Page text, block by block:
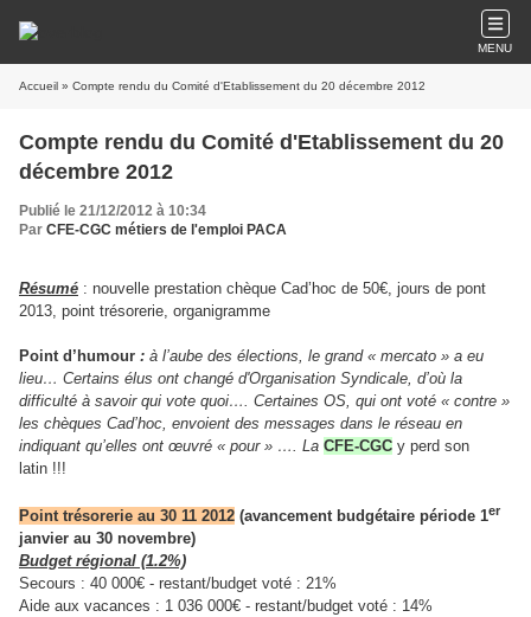
MENU
Accueil » Compte rendu du Comité d'Etablissement du 20 décembre 2012
Compte rendu du Comité d'Etablissement du 20
décembre 2012
Publié le 21/12/2012 à 10:34
Par CFE-CGC métiers de l'emploi PACA
Résumé : nouvelle prestation chèque Cad’hoc de 50€, jours de pont
2013, point trésorerie, organigramme
Point d’humour : à l’aube des élections, le grand « mercato » a eu
lieu… Certains élus ont changé d'Organisation Syndicale, d’où la
difficulté à savoir qui vote quoi…. Certaines OS, qui ont voté « contre »
les chèques Cad’hoc, envoient des messages dans le réseau en
indiquant qu’elles ont œuvré « pour » …. La CFE-CGC y perd son
latin !!!
Point trésorerie au 30 11 2012 (avancement budgétaire période 1er
janvier au 30 novembre)
Budget régional (1.2%)
Secours : 40 000€ - restant/budget voté : 21%
Aide aux vacances : 1 036 000€ - restant/budget voté : 14%